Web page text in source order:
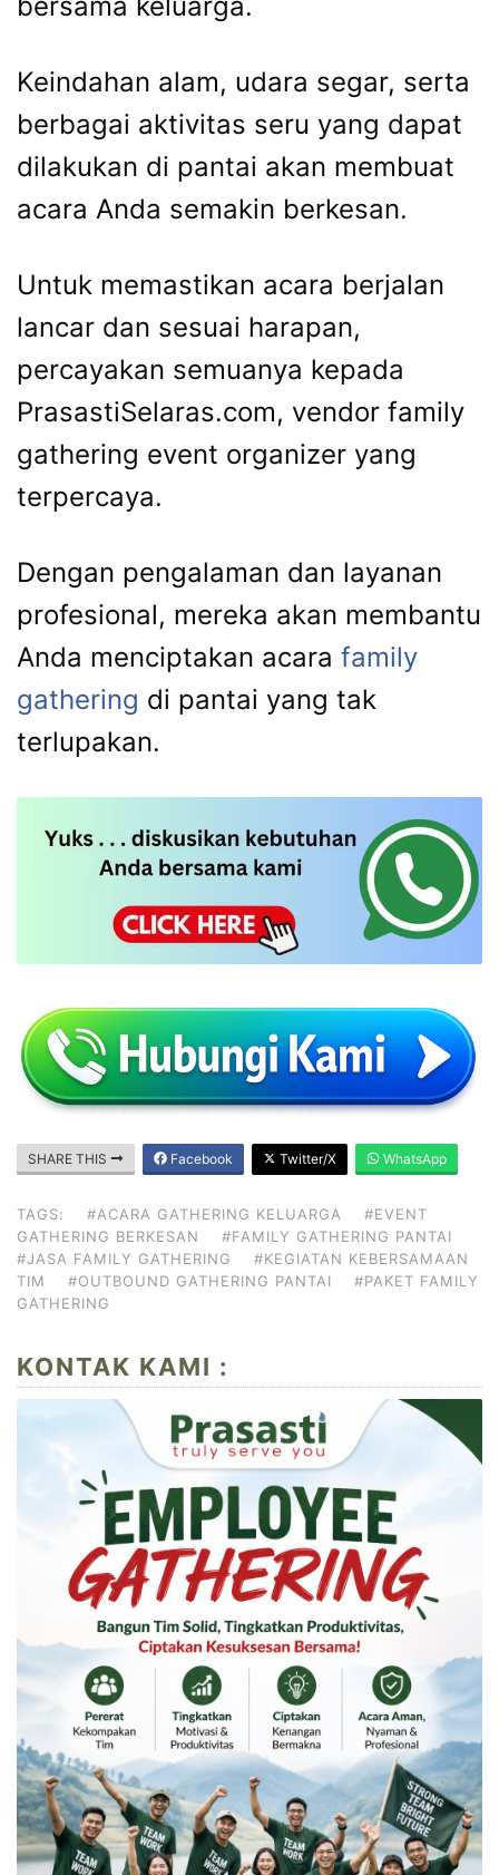
Keindahan alam, udara segar, serta
berbagai aktivitas seru yang dapat
dilakukan di pantai akan membuat
acara Anda semakin berkesan.
Untuk memastikan acara berjalan
lancar dan sesuai harapan,
percayakan semuanya kepada
PrasastiSelaras.com, vendor family
gathering event organizer yang
terpercaya.
Dengan pengalaman dan layanan
profesional, mereka akan membantu
Anda menciptakan acara family
gathering di pantai yang tak
terlupakan.
SHARE THIS Facebook Twitter/X WhatsApp
TAGS: #ACARA GATHERING KELUARGA
#EVENT
GATHERING BERKESAN
#FAMILY GATHERING PANTAI
#JASA FAMILY GATHERING
#KEGIATAN KEBERSAMAAN
TIM
#OUTBOUND GATHERING PANTAI
#PAKET FAMILY
GATHERING
KONTAK KAMI :